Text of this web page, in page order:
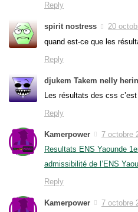
Reply
spirit nostress
20
quand est-ce que les
Reply
djukem Takem nelly
Les résultats des css
Reply
Kamerpower
7 octobre
Resultats ENS Yaounde
admissibilité de l’ENS
Reply
Kamerpower
7 octobre